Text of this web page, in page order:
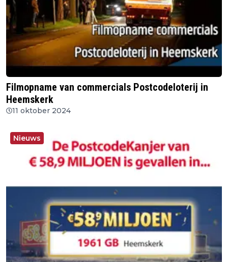
Filmopname van commercials Postcodeloterij in
Heemskerk
11 oktober 2024
Nieuws